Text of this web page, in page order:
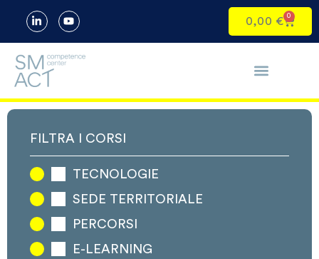
0,00 € 0
FILTRA I CORSI
TECNOLOGIE
SEDE TERRITORIALE
PERCORSI
E-LEARNING